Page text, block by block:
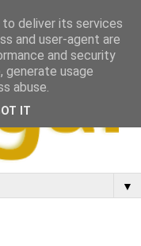
▼
deliver its services
and user-agent are
and security
generate usage
abuse.
IT